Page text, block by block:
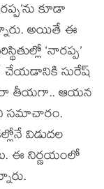
కూడా
అయితే ఈ
‘నారప్ప’
చేయడానికి సురేష్
తీయగా.. ఆయన
సమాచారం.
విడుదల
ఈ నిర్ణయంలో